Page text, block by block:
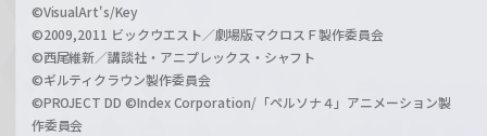
©VisualArt's/Key
©2009,2011 ビックウエスト／劇場版マクロスＦ製作委員会
©西尾維新／講談社・アニプレックス・シャフト
©ギルティクラウン製作委員会
©PROJECT DD ©Index Corporation/「ペルソナ４」アニメーション製
作委員会